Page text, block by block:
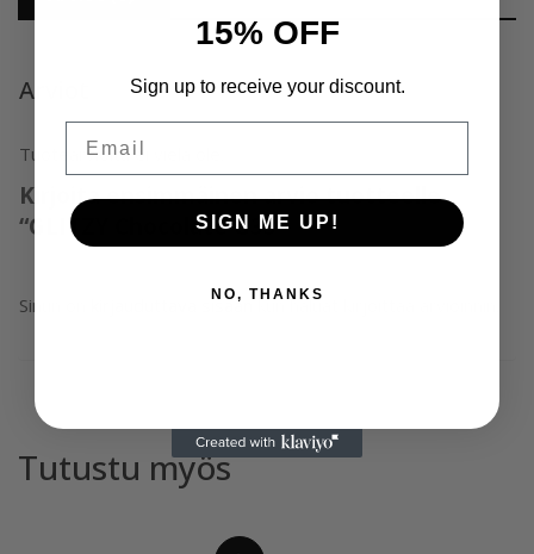
Arviot
Tuotearvioita ei vielä ole.
Kirjoita ensimmäinen arvio tuotteelle
“GLITZY Chocolate G33”
Sinun on kirjauduttava sisäänkun haluat kirjoittaa arvioinnin.
Tutustu myös
15% OFF
Sign up to receive your discount.
SIGN ME UP!
NO, THANKS